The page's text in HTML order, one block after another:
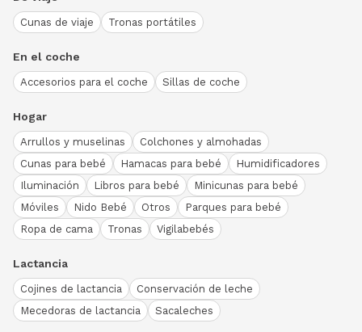
Cunas de viaje Tronas portátiles
En el coche
Accesorios para el coche Sillas de coche
Hogar
Arrullos y muselinas
Colchones y almohadas
Cunas para bebé
Hamacas para bebé
Humidificadores
Iluminación
Libros para bebé
Minicunas para bebé
Móviles
Nido Bebé Otros
Parques para bebé
Ropa de cama
Tronas Vigilabebés
Lactancia
Cojines de lactancia
Conservación de leche
Mecedoras de lactancia
Sacaleches